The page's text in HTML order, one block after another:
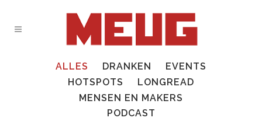
ALLES DRANKEN
EVENTS
HOTSPOTS
LONGREAD
MENSEN EN MAKERS
PODCAST